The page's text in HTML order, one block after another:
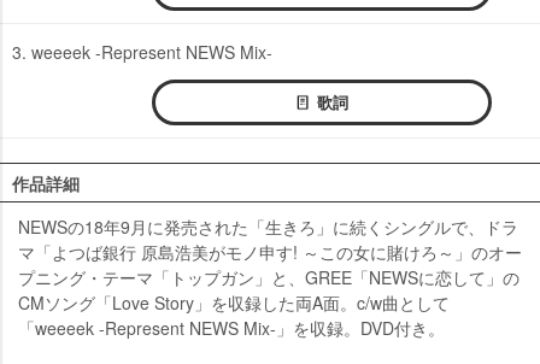
3. weeeek -Represent NEWS Mix-
歌詞
作品詳細
NEWSの18年9月に発売された「生きろ」に続くシングルで、ドラ
マ「よつば銀行 原島浩美がモノ申す! ～この女に賭けろ～」のオー
プニング・テーマ「トップガン」と、GREE「NEWSに恋して」の
CMソング「Love Story」を収録した両A面。c/w曲として
「weeeek -Represent NEWS Mix-」を収録。DVD付き。